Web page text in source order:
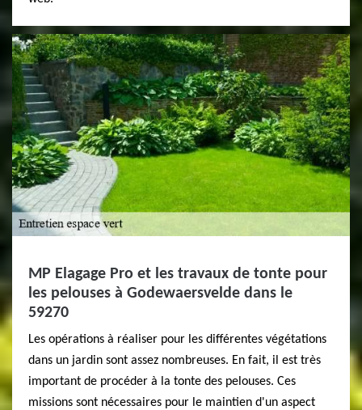
MP Elagage Pro et les travaux de tonte pour
les pelouses à Godewaersvelde dans le
59270
Les opérations à réaliser pour les différentes végétations
dans un jardin sont assez nombreuses. En fait, il est très
important de procéder à la tonte des pelouses. Ces
missions sont nécessaires pour le maintien d'un aspect